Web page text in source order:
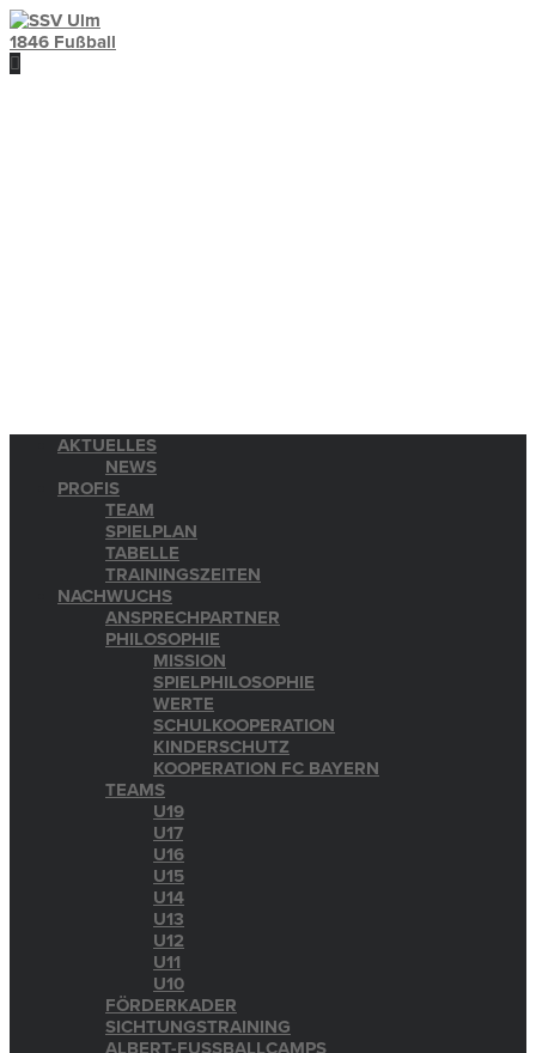
AKTUELLES
NEWS
PROFIS
TEAM
SPIELPLAN
TABELLE
TRAININGSZEITEN
NACHWUCHS
ANSPRECHPARTNER
PHILOSOPHIE
MISSION
SPIELPHILOSOPHIE
WERTE
SCHULKOOPERATION
KINDERSCHUTZ
KOOPERATION FC BAYERN
TEAMS
U19
U17
U16
U15
U14
U13
U12
U11
U10
FÖRDERKADER
SICHTUNGSTRAINING
ALBERT-FUSSBALLCAMPS